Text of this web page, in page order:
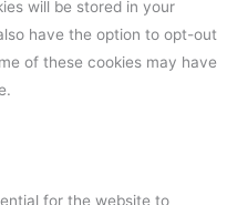
will be stored in your
have the option to opt-out
of these cookies may have
for the website to